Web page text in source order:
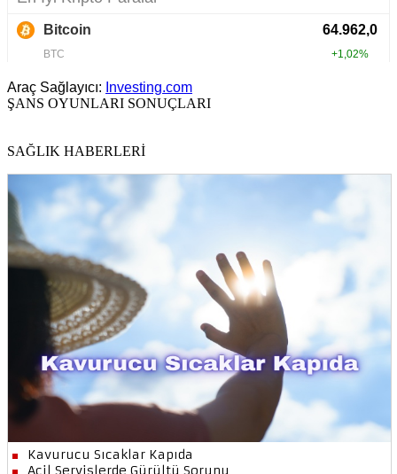
Araç Sağlayıcı: Investing.com
ŞANS OYUNLARI SONUÇLARI
SAĞLIK HABERLERİ